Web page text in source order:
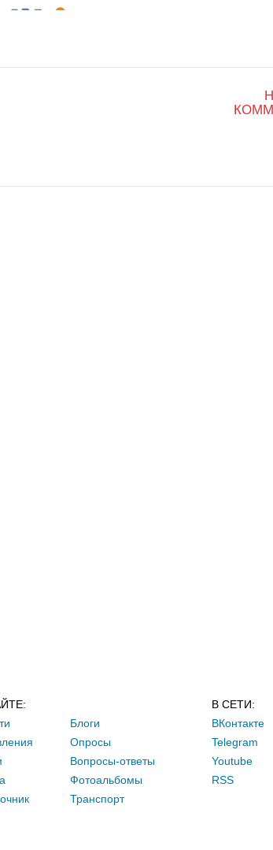
Блоги
Опросы
Вопросы-ответы
Фотоальбомы
Транспорт
В СЕТИ:
ВКонтакте
Telegram
Youtube
RSS